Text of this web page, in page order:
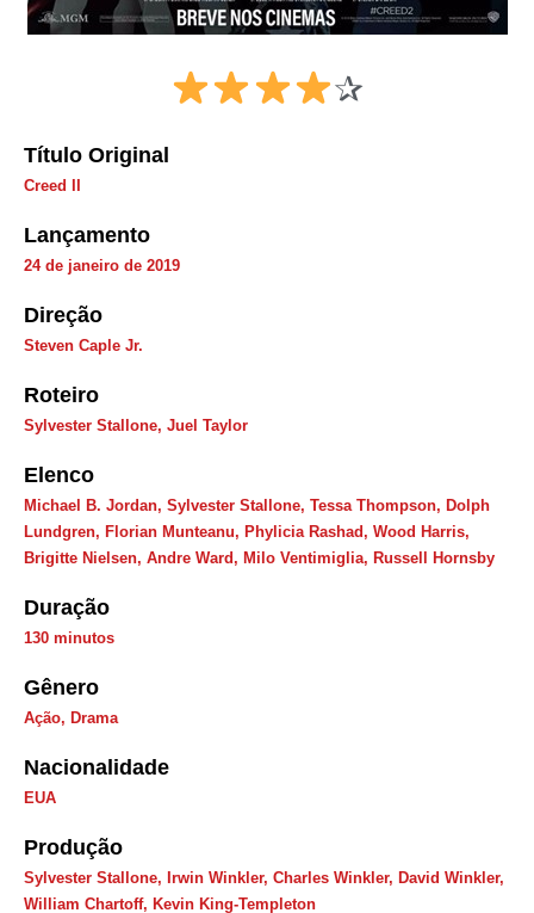
✰
Título Original
Creed II
Lançamento
24 de janeiro de 2019
Direção
Steven Caple Jr.
Roteiro
Sylvester Stallone, Juel Taylor
Elenco
Michael B. Jordan, Sylvester Stallone, Tessa Thompson, Dolph
Lundgren, Florian Munteanu, Phylicia Rashad, Wood Harris,
Brigitte Nielsen, Andre Ward, Milo Ventimiglia, Russell Hornsby
Duração
130 minutos
Gênero
Ação, Drama
Nacionalidade
EUA
Produção
Sylvester Stallone, Irwin Winkler, Charles Winkler, David Winkler,
William Chartoff, Kevin King-Templeton